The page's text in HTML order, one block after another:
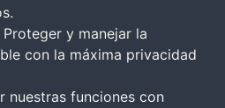
y manejar la
con la máxima privacidad
nuestras funciones con